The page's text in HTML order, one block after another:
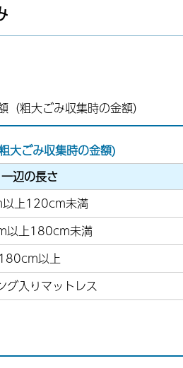
粗大ごみ収集時の金額）
大ごみ収集時の金額)
一辺の長さ
上120cm未満
以上180cm未満
180cm以上
グ入りマットレス